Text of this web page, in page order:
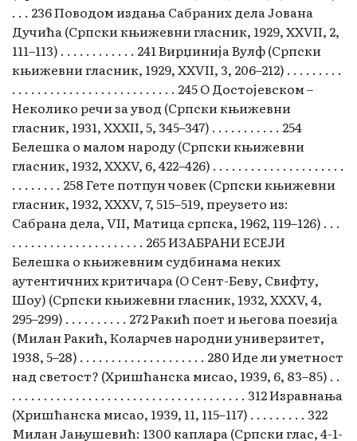
. . . 236 Поводом издања Сабраних дела Јована
Дучића (Српски књижевни гласник, 1929, XXVII, 2,
111–113) . . . . . . . . . . . . 241 Вирџинија Вулф (Српски
књижевни гласник, 1929, XXVII, 3, 206–212) . . . . . . . . .
. . . . . . . . . . . . . . . . . . . . . . . . . . 245 О Достојевском –
Неколико речи за увод (Српски књижевни
гласник, 1931, XXXII, 5, 345–347) . . . . . . . . . . . 254
Белешка о малом народу (Српски књижевни
гласник, 1932, XXXV, 6, 422–426) . . . . . . . . . . . . . . . . . . . . .
. . . . . . . . 258 Гете потпун човек (Српски књижевни
гласник, 1932, XXXV, 7, 515–519, преузето из:
Сабрана дела, VII, Матица српска, 1962, 119–126) . . .
. . . . . . . . . . . . . . . . . . . . . 265 ИЗАБРАНИ ЕСЕЈИ
Белешка о књижевним судбинама неких
аутентичних критичара (О Сент-Беву, Свифту,
Шоу) (Српски књижевни гласник, 1932, ХХХV, 4,
295–299) . . . . . . . . . . 272 Ракић поет и његова поезија
(Милан Ракић, Коларчев народни универзитет,
1938, 5–28) . . . . . . . . . . . . . . . . . . . . 280 Иде ли уметност
над светост? (Хришћанска мисао, 1939, 6, 83–85) . .
. . . . . . . . . . . . . . . . . . . . . . . . . . . . . . . . . . . . . 312 Изравнања
(Хришћанска мисао, 1939, 11, 115–117) . . . . . . . . . 322
Милан Јањушевић: 1300 каплара (Српски глас, 4-1-